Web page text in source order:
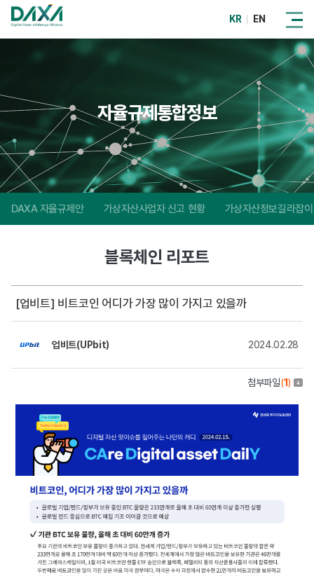
KR EN
자율규제통합정보
DAXA 자율규제안 가상자산사업자 신고 현황 가상자산정보길라잡이
블록체인 리포트
[업비트] 비트코인 어디가 가장 많이 가지고 있을까
업비트(UPbit) 2024.02.28
첨부파일(1)